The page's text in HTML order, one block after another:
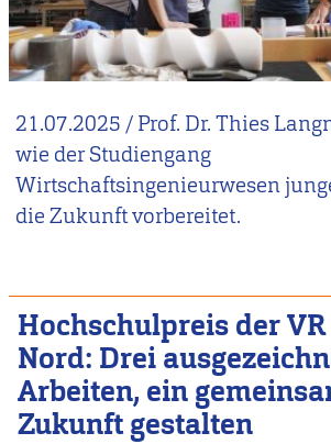
21.07.2025 /Prof. Dr. Thies
wie der Studiengang
Wirtschaftsingenieurwesen
die Zukunft vorbereitet.
Hochschulpreis der
Nord: Drei
Arbeiten, ein
Zukunft gestalten